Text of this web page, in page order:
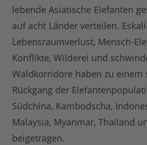
lebende Asiatische Elefanten
auf acht Länder verteilen.
Lebensraumverlust, Mensch-
Konflikte, Wilderei und
Waldkorridore haben zu einem
Rückgang der
Südchina, Kambodscha,
Malaysia, Myanmar, Thailand
beigetragen.